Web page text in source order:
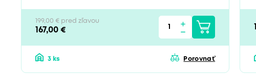
199,00 € pred zľavou
167,00 €
3 ks Porovnať